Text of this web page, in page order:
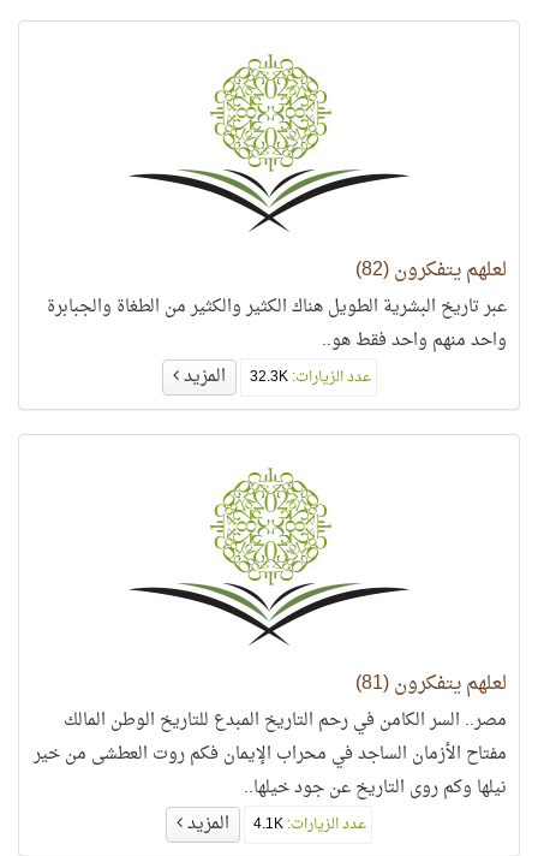
لعلهم يتفكرون (82)
عبر تاريخ البشرية الطويل هناك الكثير والكثير من الطغاة والجبابرة
واحد منهم واحد فقط هو..
عدد الزيارات:32.3K المزيد
لعلهم يتفكرون (81)
مصر.. السر الكامن في رحم التاريخ المبدع للتاريخ الوطن المالك
مفتاح الأزمان الساجد في محراب الإيمان فكم روت العطشى من خير
نيلها وكم روى التاريخ عن جود خيلها..
عدد الزيارات: المزيد